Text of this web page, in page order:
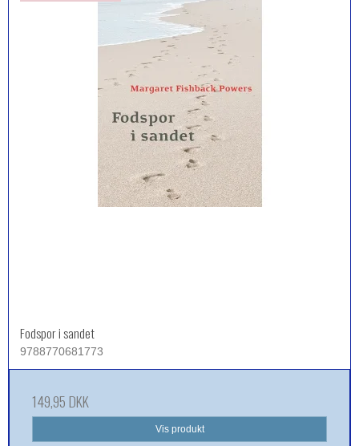
Fodspor i sandet
9788770681773
149,95 DKK
Vis produkt